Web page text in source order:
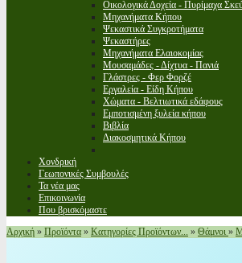
Οικολογικά Δοχεία - Πυρίμαχα
Μηχανήματα Κήπου
Ψεκαστικά Συγκροτήματα
Ψεκαστήρες
Μηχανήματα Ελαιοκομίας
Μουσαμάδες - Δίχτυα - Πανιά
Γλάστρες - Φερ Φορζέ
Εργαλεία - Είδη Κήπου
Χώματα - Βελτιωτικά εδάφους
Εμποτισμένη ξυλεία κήπου
Βιβλία
Διακοσμητικά Κήπου
Χονδρική
Γεωπονικές Συμβουλές
Τα νέα μας
Επικοινωνία
Που βρισκόμαστε
Αρχική » Προϊόντα » Κατηγορίες Προϊόντων... » Θάμνοι »